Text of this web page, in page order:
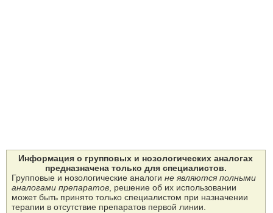
Информация о групповых и нозологических аналогах
предназначена только для специалистов.
Групповые и нозологические аналоги не являются полными
аналогами препаратов, решение об их использовании
может быть принято только специалистом при назначении
терапии в отсутствие препаратов первой линии.